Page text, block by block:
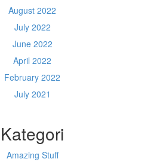
August 2022
July 2022
June 2022
April 2022
February 2022
July 2021
Kategori
Amazing Stuff